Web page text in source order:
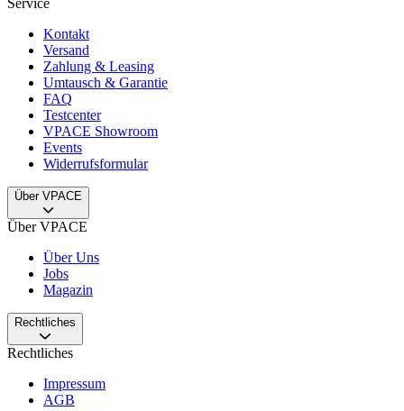
Service
Kontakt
Versand
Zahlung & Leasing
Umtausch & Garantie
FAQ
Testcenter
VPACE Showroom
Events
Widerrufsformular
Über VPACE
Über VPACE
Über Uns
Jobs
Magazin
Rechtliches
Rechtliches
Impressum
AGB